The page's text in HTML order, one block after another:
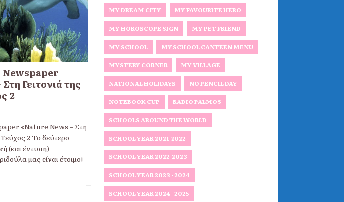
Γειτονιά της
2
«Nature News – Στη
2 Το δεύτερο
(και έντυπη)
μας είναι έτοιμο!
MY DREAM CITY MY FAVOURITE HERO
MY HOROSCOPE SIGN MY PET FRIEND
MY SCHOOL MY SCHOOL CANTEEN MENU
MYSTERY CORNER MY VILLAGE
NATIONAL HOLIDAYS NO PENCIL DAY
NOTEBOOK CUP RADIO PALMOS
SCHOOLS AROUND THE WORLD
SCHOOL YEAR 2021-2022
SCHOOL YEAR 2022-2023
SCHOOL YEAR 2023 - 2024
SCHOOL YEAR 2024 - 2025